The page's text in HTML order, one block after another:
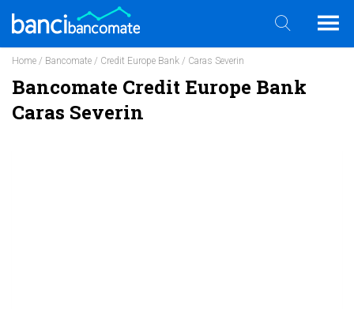
Home / Bancomate / Credit Europe Bank / Caras Severin
Bancomate Credit Europe Bank
Caras Severin